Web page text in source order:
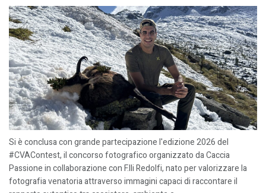
Si è conclusa con grande partecipazione l'edizione 2026 del
#CVAContest, il concorso fotografico organizzato da Caccia
Passione in collaborazione con F.lli Redolfi, nato per valorizzare la
fotografia venatoria attraverso immagini capaci di raccontare il